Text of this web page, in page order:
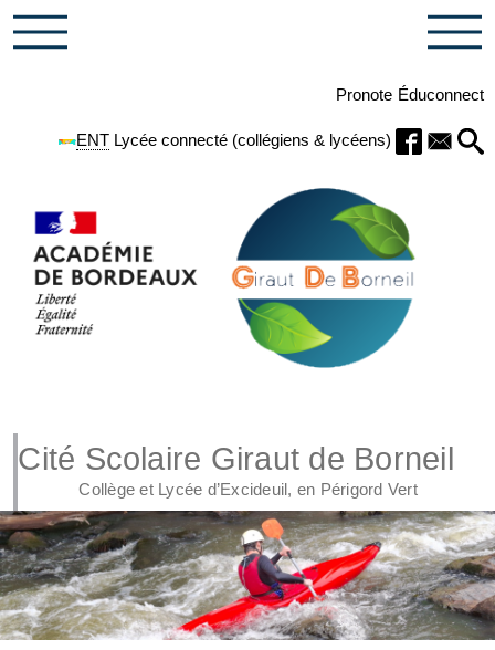
Pronote Éduconnect
ENTLycée connecté (collégiens & lycéens)
Cité Scolaire Giraut de Borneil
Collège et Lycée d’Excideuil, en Périgord Vert